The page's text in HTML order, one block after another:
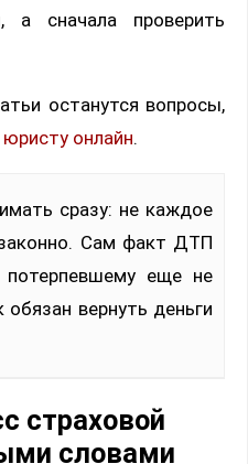
а сначала проверить
останутся вопросы,
онлайн.
Сам факт ДТП
еще не
вернуть деньги
страховой
словами